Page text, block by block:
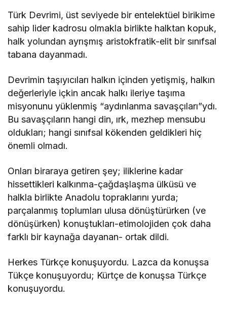
Türk Devrimi, üst seviyede bir entelektüel birikime
sahip lider kadrosu olmakla birlikte halktan kopuk,
halk yolundan ayrışmış aristokfratik-elit bir sınıfsal
tabana dayanmadı.
Devrimin taşıyıcıları halkın içinden yetişmiş, halkın
değerleriyle içkin ancak halkı ileriye taşıma
misyonunu yüklenmiş “aydınlanma savaşçıları”ydı.
Bu savaşçıların hangi din, ırk, mezhep mensubu
oldukları; hangi sınıfsal kökenden geldikleri hiç
önemli olmadı.
Onları biraraya getiren şey; iliklerine kadar
hissettikleri kalkınma-çağdaşlaşma ülküsü ve
halkla birlikte Anadolu topraklarını yurda;
parçalanmış toplumları ulusa dönüştürürken (ve
dönüşürken) konuştukları-etimolojiden çok daha
farklı bir kaynağa dayanan- ortak dildi.
Herkes Türkçe konuşuyordu. Lazca da konuşsa
Tükçe konuşuyordu; Kürtçe de konuşsa Türkçe
konuşuyordu.